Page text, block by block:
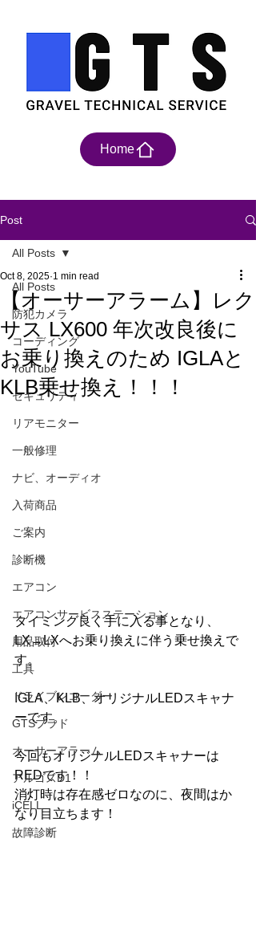
Home
Post
All Posts
防犯カメラ
コーディング
YouTube
セキュリティ
リアモニター
一般修理
ナビ、オーディオ
入荷商品
ご案内
診断機
エアコン
エアコンサービスステーション
用品取付
工具
ドライブレコーダー
GTSプラド
オーサーアラーム
アルゴスD1
iCELL
故障診断
All Posts
【オーサーアラーム】レク
サス LX600 年次改良後に
お乗り換えのため IGLAと
KLB乗せ換え！！！
Oct 8, 2025 1 min read
タイミング良く手に入る事となり、
LX→LXへお乗り換えに伴う乗せ換えで
す。
IGLA、KLB、オリジナルLEDスキャナ
ーです。
今回もオリジナルLEDスキャナーは
REDです！！
消灯時は存在感ゼロなのに、夜間はか
なり目立ちます！